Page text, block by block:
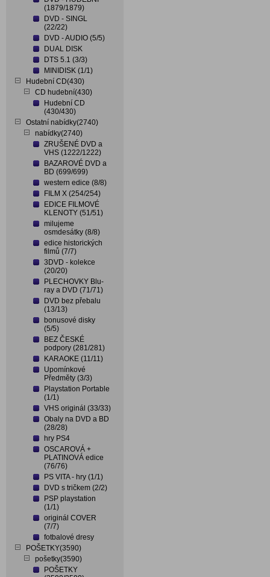
(1879/1879)
DVD - SINGL
(22/22)
DVD - AUDIO (5/5)
DUAL DISK
DTS 5.1 (3/3)
MINIDISK (1/1)
Hudební CD(430)
CD hudební(430)
Hudební CD
(430/430)
Ostatní nabídky(2740)
nabídky(2740)
ZRUŠENÉ DVD a
VHS (1222/1222)
BAZAROVÉ DVD a
BD (699/699)
western edice (8/8)
FILM X (254/254)
EDICE FILMOVÉ
KLENOTY (51/51)
milujeme
osmdesátky (8/8)
edice historických
filmů (7/7)
3DVD - kolekce
(20/20)
PLECHOVKY Blu-
ray a DVD (71/71)
DVD bez přebalu
(13/13)
bonusové disky
(5/5)
BEZ ČESKÉ
podpory (281/281)
KARAOKE (11/11)
Upomínkové
Předměty (3/3)
Playstation Portable
(1/1)
VHS originál (33/33)
Obaly na DVD a BD
(28/28)
hry PS4
OSCAROVÁ +
PLATINOVÁ edice
(76/76)
PS VITA - hry (1/1)
DVD s tričkem (2/2)
PSP playstation
(1/1)
originál COVER
(7/7)
fotbalové dresy
POŠETKY(3590)
pošetky(3590)
POŠETKY